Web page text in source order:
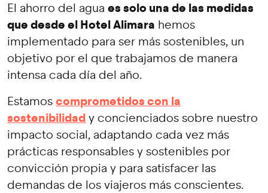
El ahorro del agua es solo una de las medidas
que desde el Hotel Alimara hemos
implementado para ser más sostenibles, un
objetivo por el que trabajamos de manera
intensa cada día del año.
Estamos comprometidos con la
sostenibilidad y concienciados sobre nuestro
impacto social, adaptando cada vez más
prácticas responsables y sostenibles por
convicción propia y para satisfacer las
demandas de los viajeros más conscientes.